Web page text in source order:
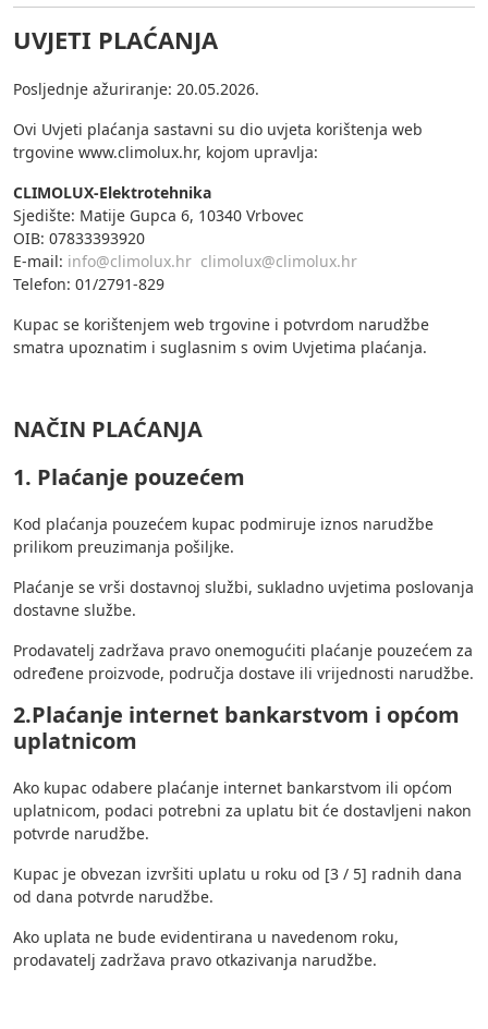
UVJETI PLAĆANJA
Posljednje ažuriranje: 20.05.2026.
Ovi Uvjeti plaćanja sastavni su dio uvjeta korištenja web
trgovine www.climolux.hr, kojom upravlja:
CLIMOLUX-Elektrotehnika
Sjedište: Matije Gupca 6, 10340 Vrbovec
OIB: 07833393920
E-mail: info@climolux.hr climolux@climolux.hr
Telefon: 01/2791-829
Kupac se korištenjem web trgovine i potvrdom narudžbe
smatra upoznatim i suglasnim s ovim Uvjetima plaćanja.
NAČIN PLAĆANJA
1. Plaćanje pouzećem
Kod plaćanja pouzećem kupac podmiruje iznos narudžbe
prilikom preuzimanja pošiljke.
Plaćanje se vrši dostavnoj službi, sukladno uvjetima poslovanja
dostavne službe.
Prodavatelj zadržava pravo onemogućiti plaćanje pouzećem za
određene proizvode, područja dostave ili vrijednosti narudžbe.
2.Plaćanje internet bankarstvom i općom
uplatnicom
Ako kupac odabere plaćanje internet bankarstvom ili općom
uplatnicom, podaci potrebni za uplatu bit će dostavljeni nakon
potvrde narudžbe.
Kupac je obvezan izvršiti uplatu u roku od [3 / 5] radnih dana
od dana potvrde narudžbe.
Ako uplata ne bude evidentirana u navedenom roku,
prodavatelj zadržava pravo otkazivanja narudžbe.